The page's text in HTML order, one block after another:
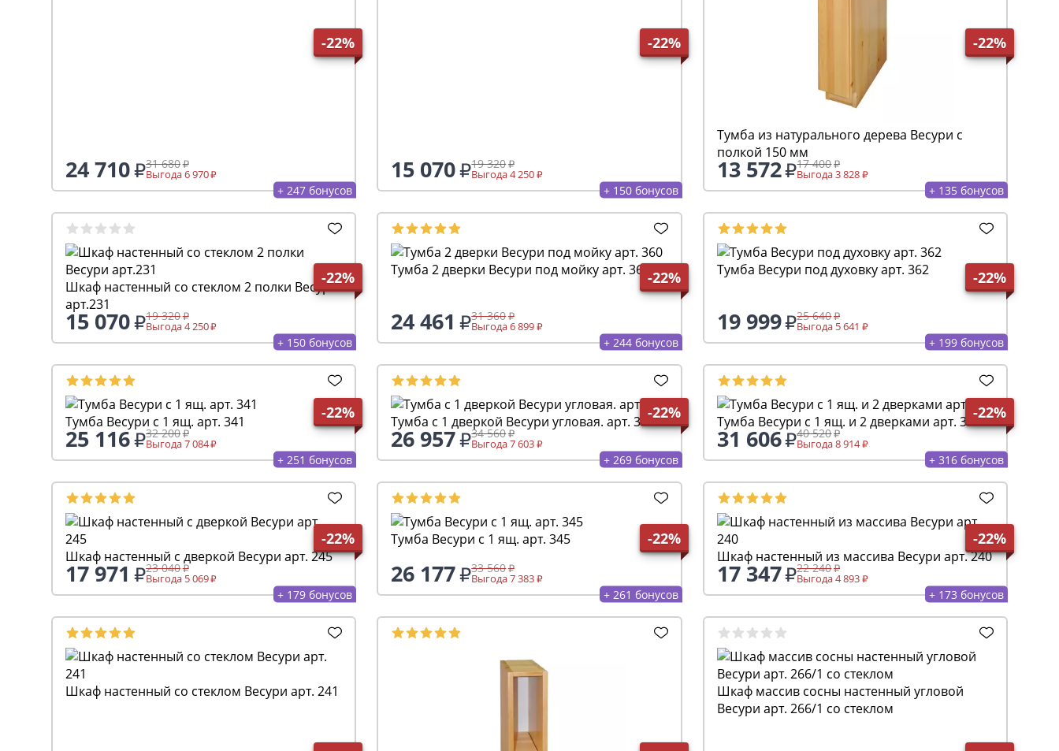
-22%
24 710 31 680
Выгода 6 970
+ 247 бонусов
-22%
15 070 19 320
Выгода 4 250
+ 150 бонусов
-22%
Тумба из натурального дерева Весури с
полкой 150 мм
13 572 17 400
Выгода 3 828
+ 135 бонусов
-22%
Шкаф настенный со стеклом 2 полки Весури
арт.231
15 070 19 320
Выгода 4 250
+ 150 бонусов
-22%
Тумба 2 дверки Весури под мойку арт. 360
24 461 31 360
Выгода 6 899
+ 244 бонусов
-22%
Тумба Весури под духовку арт. 362
19 999 25 640
Выгода 5 641
+ 199 бонусов
-22%
Тумба Весури с 1 ящ. арт. 341
25 116 32 200
Выгода 7 084
+ 251 бонусов
-22%
Тумба с 1 дверкой Весури угловая. арт. 386
26 957 34 560
Выгода 7 603
+ 269 бонусов
-22%
Тумба Весури с 1 ящ. и 2 дверками арт. 361
31 606 40 520
Выгода 8 914
+ 316 бонусов
-22%
Шкаф настенный с дверкой Весури арт. 245
17 971 23 040
Выгода 5 069
+ 179 бонусов
-22%
Тумба Весури с 1 ящ. арт. 345
26 177 33 560
Выгода 7 383
+ 261 бонусов
-22%
Шкаф настенный из массива Весури арт. 240
17 347 22 240
Выгода 4 893
+ 173 бонусов
Шкаф настенный со стеклом Весури арт. 241
Шкаф массив сосны настенный угловой
Весури арт. 266/1 со стеклом